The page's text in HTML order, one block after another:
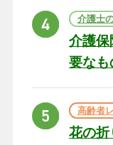
介護士
介護保
要なも
高齢者
花の折